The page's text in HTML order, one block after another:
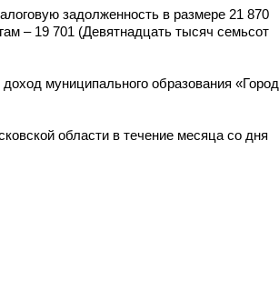
задолженность в размере 21 870
– 19 701 (Девятнадцать тысяч семьсот
муниципального образования «Город
области в течение месяца со дня